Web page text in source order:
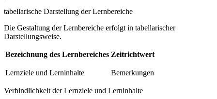
tabellarische Darstellung der Lernbereiche
Die Gestaltung der Lernbereiche erfolgt in tabellarischer
Darstellungsweise.
Bezeichnung des Lernbereiches Zeitrichtwert
Lernziele und Lerninhalte Bemerkungen
Verbindlichkeit der Lernziele und Lerninhalte